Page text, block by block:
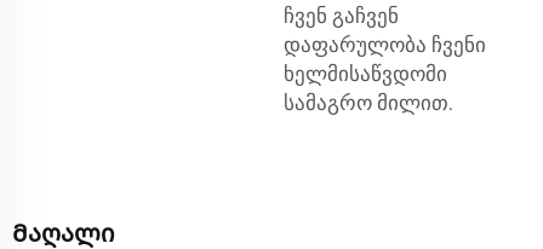
ჩვენ გაჩვენ
დაფარულობა ჩვენი
ხელმისაწვდომი
სამაგრო მილით.
Მაღალი